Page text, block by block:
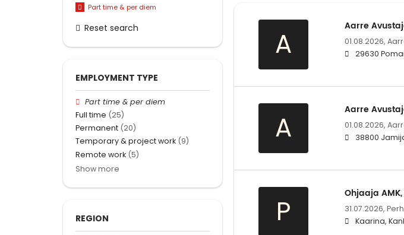
A
Aarre
01.08.2026,
29630
A
Aarre
01.08.2026,
38800
P
Ohjaaja
31.07.2026,
Kaarina,
Part time & per diem
Reset search
EMPLOYMENT TYPE
Part time & per diem
Full time (25)
Permanent (20)
Temporary & project work (9)
Remote work (5)
Show more
REGION